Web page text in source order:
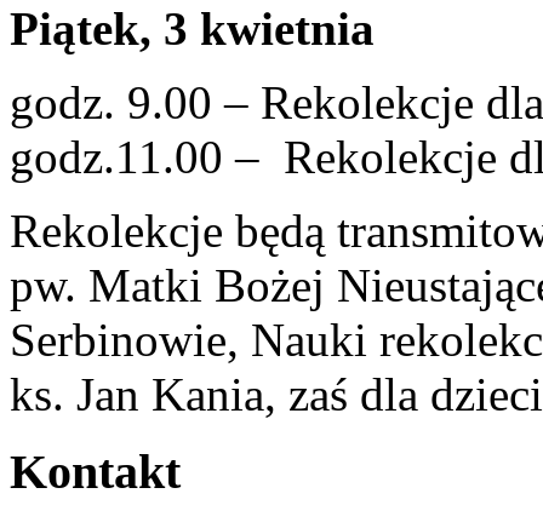
Piątek, 3 kwietnia
godz. 9.00 – Rekolekcje
godz.11.00 – Rekolekcje
Rekolekcje będą
pw. Matki Bożej
Serbinowie, Nauki
ks. Jan Kania, zaś dla
Kontakt